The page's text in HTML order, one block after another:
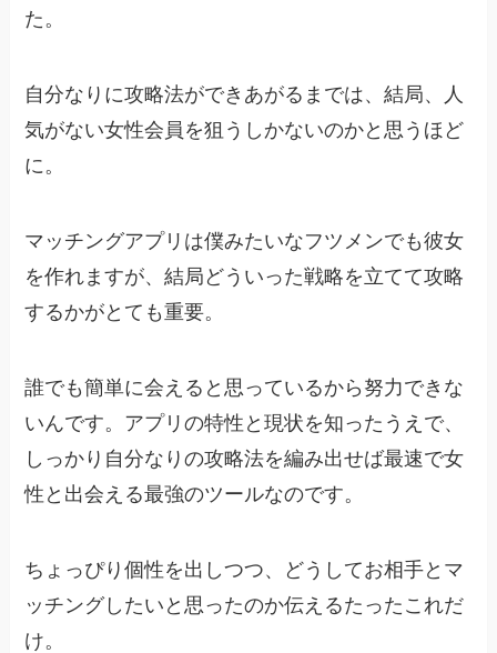
た。
自分なりに攻略法ができあがるまでは、結局、人
気がない女性会員を狙うしかないのかと思うほど
に。
マッチングアプリは僕みたいなフツメンでも彼女
を作れますが、結局どういった戦略を立てて攻略
するかがとても重要。
誰でも簡単に会えると思っているから努力できな
いんです。アプリの特性と現状を知ったうえで、
しっかり自分なりの攻略法を編み出せば最速で女
性と出会える最強のツールなのです。
ちょっぴり個性を出しつつ、どうしてお相手とマ
ッチングしたいと思ったのか伝えるたったこれだ
け。